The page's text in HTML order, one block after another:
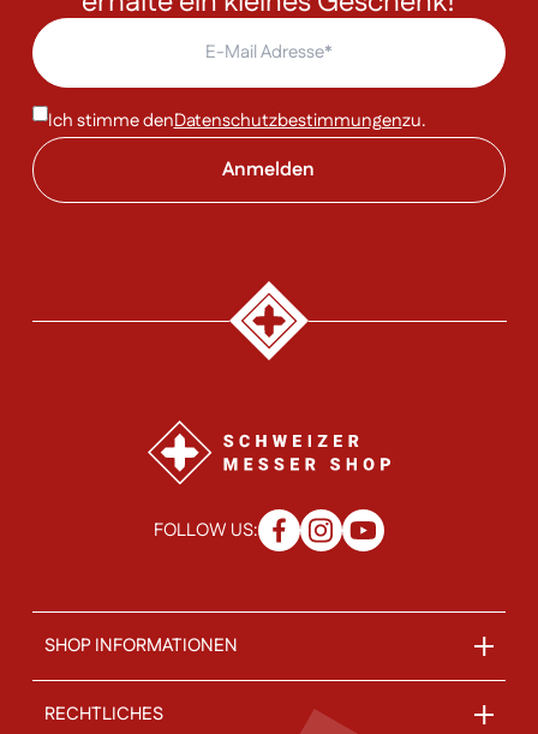
Ich stimme denDatenschutzbestimmungenzu.
FOLLOW US:
SHOP INFORMATIONEN
RECHTLICHES